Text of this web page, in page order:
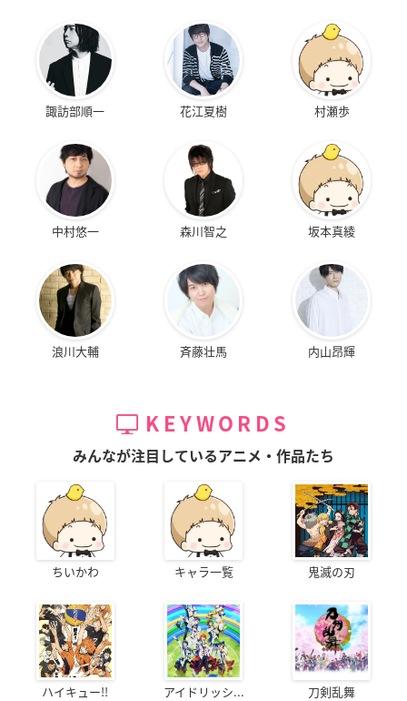
諏訪部順一 花江夏樹 村瀬歩
中村悠一 森川智之 坂本真綾
浪川大輔 斉藤壮馬 内山昂輝
KEYWORDS
みんなが注目しているアニメ・作品たち
ちいかわ キャラ一覧 鬼滅の刃
ハイキュー!! アイドリッシ... 刀剣乱舞